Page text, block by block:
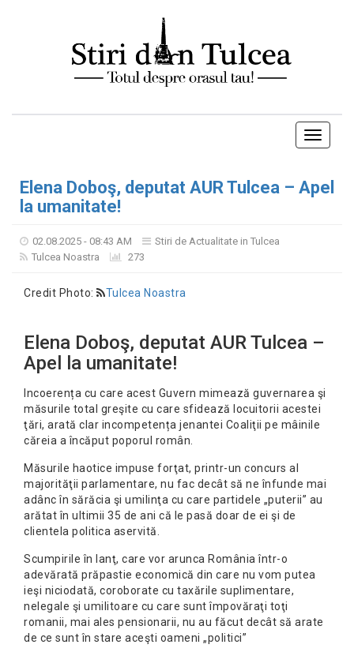
Toggle
Elena Doboş, deputat AUR Tulcea – Apel
la umanitate!
02.08.2025 - 08:43 AM
Stiri de Actualitate in Tulcea
Tulcea Noastra
273
Credit Photo: Tulcea Noastra
Elena Doboş, deputat AUR Tulcea –
Apel la umanitate!
Incoerența cu care acest Guvern mimează guvernarea şi
măsurile total greşite cu care sfidează locuitorii acestei
ţări, arată clar incompetența jenantei Coaliţii pe mâinile
căreia a încăput poporul român.
Măsurile haotice impuse forţat, printr-un concurs al
majorităţii parlamentare, nu fac decât să ne înfunde mai
adânc în sărăcia şi umilinţa cu care partidele „puterii” au
arătat în ultimii 35 de ani că le pasă doar de ei şi de
clientela politica aservită.
Scumpirile în lanţ, care vor arunca România într-o
adevărată prăpastie economică din care nu vom putea
ieşi niciodată, coroborate cu taxările suplimentare,
nelegale şi umilitoare cu care sunt împovăraţi toţi
romanii, mai ales pensionarii, nu au făcut decât să arate
de ce sunt în stare aceşti oameni „politici”